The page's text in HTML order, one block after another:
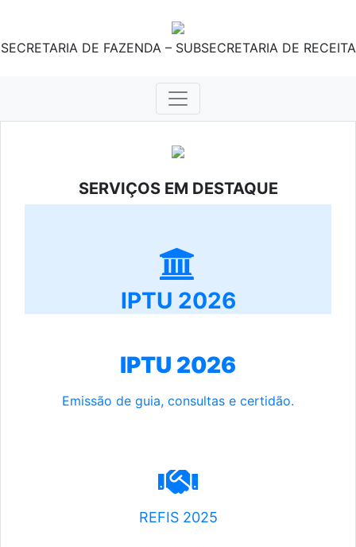
SECRETARIA DE FAZENDA – SUBSECRETARIA DE RECEITA
SERVIÇOS EM DESTAQUE
IPTU 2026
IPTU 2026
Emissão de guia, consultas e certidão.
REFIS 2025